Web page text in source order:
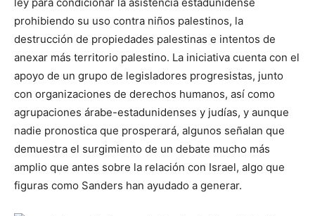
prohibiendo su uso contra niños palestinos, la
destrucción de propiedades palestinas e intentos de
anexar más territorio palestino. La iniciativa cuenta con el
apoyo de un grupo de legisladores progresistas, junto
con organizaciones de derechos humanos, así como
agrupaciones árabe-estadunidenses y judías, y aunque
nadie pronostica que prosperará, algunos señalan que
demuestra el surgimiento de un debate mucho más
amplio que antes sobre la relación con Israel, algo que
figuras como Sanders han ayudado a generar.